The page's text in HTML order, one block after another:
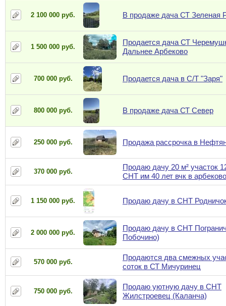
2 100 000 руб. В продаже дача СТ Зеленая
1 500 000 руб.
Продается дача СТ
Дальнее Арбеково
700 000 руб. Продается дача в С/Т "Заря"
800 000 руб. В продаже дача СТ Север
250 000 руб. Продажа рассрочка в
370 000 руб.
Продаю дачу 20 м² участок
СНТ им 40 лет вчк в арбеково
1 150 000 руб. Продаю дачу в СНТ
2 000 000 руб.
Продаю дачу в СНТ
Побочино)
570 000 руб.
Продаются два смежных
соток в СТ Мичуринец
750 000 руб.
Продаю уютную дачу в СНТ
Жилстроевец (Каланча)